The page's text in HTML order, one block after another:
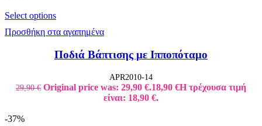
Select options
Προσθήκη στα αγαπημένα
Ποδιά Βάπτισης με Ιπποπόταμο
APR2010-14
29,90€ Original price was: 29,90 €.18,90 €Η τρέχουσα τιμή
είναι: 18,90 €.
-37%